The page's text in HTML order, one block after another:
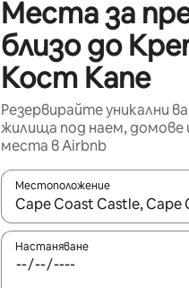
Места за
близо до
Кост Капе
Резервирайте уникални
жилища под наем, домове
места в Airbnb
Местоположение
Когато резултатите се
Настаняване